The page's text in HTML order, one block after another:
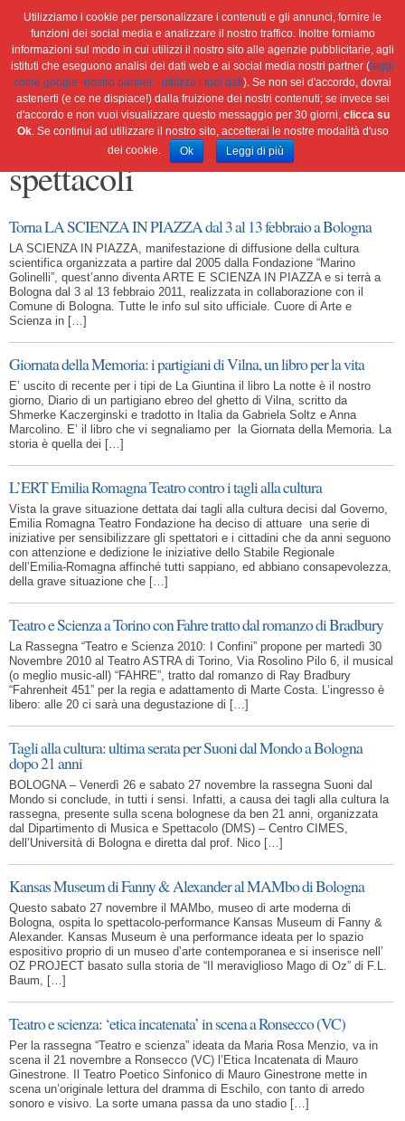
Home Ambiente Attualità
Cultura e società
Green economy
Salute Scienza&tec
Libri
Blog
Viaggi
spettacoli
Torna LA SCIENZA IN PIAZZA dal 3 al 13 febbraio a Bologna
LA SCIENZA IN PIAZZA, manifestazione di diffusione della cultura
scientifica organizzata a partire dal 2005 dalla Fondazione “Marino
Golinelli”, quest’anno diventa ARTE E SCIENZA IN PIAZZA e si terrà a
Bologna dal 3 al 13 febbraio 2011, realizzata in collaborazione con il
Comune di Bologna. Tutte le info sul sito ufficiale. Cuore di Arte e
Scienza in […]
Giornata della Memoria: i partigiani di Vilna, un libro per la vita
E’ uscito di recente per i tipi de La Giuntina il libro La notte è il nostro
giorno, Diario di un partigiano ebreo del ghetto di Vilna, scritto da
Shmerke Kaczerginski e tradotto in Italia da Gabriela Soltz e Anna
Marcolino. E’ il libro che vi segnaliamo per la Giornata della Memoria. La
storia è quella dei […]
L’ERT Emilia Romagna Teatro contro i tagli alla cultura
Vista la grave situazione dettata dai tagli alla cultura decisi dal Governo,
Emilia Romagna Teatro Fondazione ha deciso di attuare una serie di
iniziative per sensibilizzare gli spettatori e i cittadini che da anni seguono
con attenzione e dedizione le iniziative dello Stabile Regionale
dell’Emilia-Romagna affinché tutti sappiano, ed abbiano consapevolezza,
della grave situazione che […]
Teatro e Scienza a Torino con Fahre tratto dal romanzo di Bradbury
La Rassegna “Teatro e Scienza 2010: I Confini” propone per martedì 30
Novembre 2010 al Teatro ASTRA di Torino, Via Rosolino Pilo 6, il musical
(o meglio music-all) “FAHRE”, tratto dal romanzo di Ray Bradbury
“Fahrenheit 451” per la regia e adattamento di Marte Costa. L’ingresso è
libero: alle 20 ci sarà una degustazione di […]
Tagli alla cultura: ultima serata per Suoni dal Mondo a Bologna
dopo 21 anni
BOLOGNA – Venerdì 26 e sabato 27 novembre la rassegna Suoni dal
Mondo si conclude, in tutti i sensi. Infatti, a causa dei tagli alla cultura la
rassegna, presente sulla scena bolognese da ben 21 anni, organizzata
dal Dipartimento di Musica e Spettacolo (DMS) – Centro CIMES,
dell’Università di Bologna e diretta dal prof. Nico […]
Kansas Museum di Fanny & Alexander al MAMbo di Bologna
Questo sabato 27 novembre il MAMbo, museo di arte moderna di
Bologna, ospita lo spettacolo-performance Kansas Museum di Fanny &
Alexander. Kansas Museum è una performance ideata per lo spazio
espositivo proprio di un museo d’arte contemporanea e si inserisce nell’
OZ PROJECT basato sulla storia de “Il meraviglioso Mago di Oz” di F.L.
Baum, […]
Teatro e scienza: ‘etica incatenata’ in scena a Ronsecco (VC)
Per la rassegna “Teatro e scienza” ideata da Maria Rosa Menzio, va in
scena il 21 novembre a Ronsecco (VC) l’Etica Incatenata di Mauro
Ginestrone. Il Teatro Poetico Sinfonico di Mauro Ginestrone mette in
scena un’originale lettura del dramma di Eschilo, con tanto di arredo
sonoro e visivo. La sorte umana passa da uno stadio […]
Utilizziamo i cookie per personalizzare i contenuti e gli annunci, fornire le
funzioni dei social media e analizzare il nostro traffico. Inoltre forniamo
informazioni sul modo in cui utilizzi il nostro sito alle agenzie pubblicitarie, agli
istituti che eseguono analisi dei dati web e ai social media nostri partner ( leggi
come google -nostro partner - utilizza i tuoi dati). Se non sei d'accordo, dovrai
astenerti (e ce ne dispiace!) dalla fruizione dei nostri contenuti; se invece sei
d'accordo e non vuoi visualizzare questo messaggio per 30 giorni, clicca su
Ok. Se continui ad utilizzare il nostro sito, accetterai le nostre modalità d'uso
dei cookie.
Ok Leggi di più